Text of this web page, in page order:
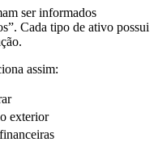
ser informados
Cada tipo de ativo possui
assim:
exterior